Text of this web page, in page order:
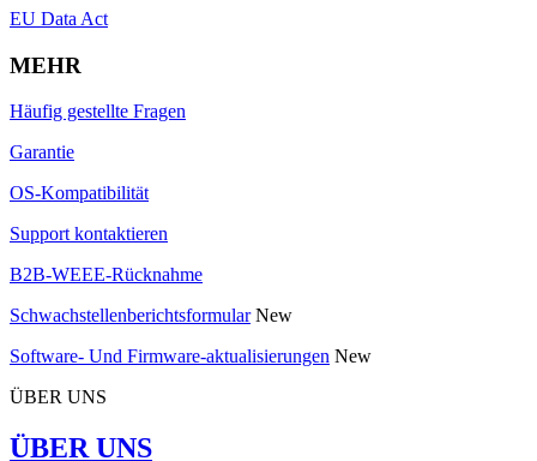
EU Data Act
MEHR
Häufig gestellte Fragen
Garantie
OS-Kompatibilität
Support kontaktieren
B2B-WEEE-Rücknahme
Schwachstellenberichtsformular New
Software- Und Firmware-aktualisierungen New
ÜBER UNS
ÜBER UNS